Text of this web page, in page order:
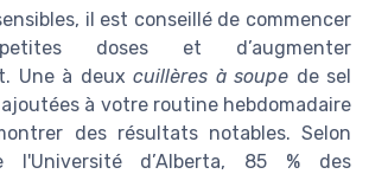
il est conseillé de commencer
doses et d’augmenter
Une à deux cuillères à soupe de sel
à votre routine hebdomadaire
des résultats notables. Selon
d’Alberta, 85 % des